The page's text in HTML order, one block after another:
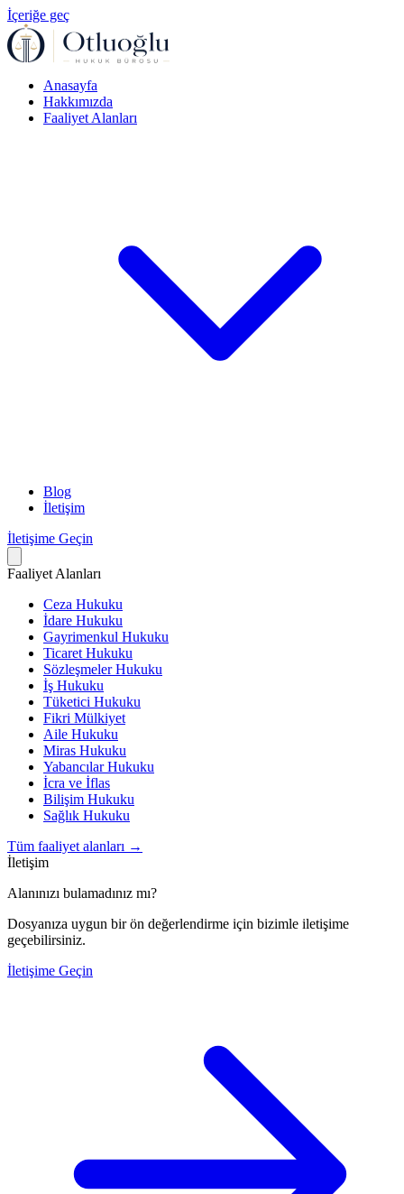
İçeriğe geç
Anasayfa
Hakkımızda
Faaliyet Alanları
Blog
İletişim
İletişime Geçin
Faaliyet Alanları
Ceza Hukuku
İdare Hukuku
Gayrimenkul Hukuku
Ticaret Hukuku
Sözleşmeler Hukuku
İş Hukuku
Tüketici Hukuku
Fikri Mülkiyet
Aile Hukuku
Miras Hukuku
Yabancılar Hukuku
İcra ve İflas
Bilişim Hukuku
Sağlık Hukuku
Tüm faaliyet alanları →
İletişim
Alanınızı bulamadınız mı?
Dosyanıza uygun bir ön değerlendirme için bizimle iletişime
geçebilirsiniz.
İletişime Geçin